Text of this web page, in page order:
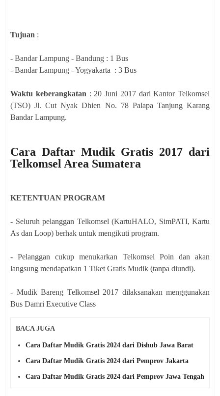
Tujuan :
- Bandar Lampung - Bandung : 1 Bus
- Bandar Lampung - Yogyakarta : 3 Bus
Waktu keberangkatan : 20 Juni 2017 dari Kantor Telkomsel
(TSO) Jl. Cut Nyak Dhien No. 78 Palapa Tanjung Karang
Bandar Lampung.
Cara Daftar Mudik Gratis 2017 dari
Telkomsel Area Sumatera
KETENTUAN PROGRAM
- Seluruh pelanggan Telkomsel (KartuHALO, SimPATI, Kartu
As dan Loop) berhak untuk mengikuti program.
- Pelanggan cukup menukarkan Telkomsel Poin dan akan
langsung mendapatkan 1 Tiket Gratis Mudik (tanpa diundi).
- Mudik Bareng Telkomsel 2017 dilaksanakan menggunakan
Bus Damri Executive Class
BACA JUGA
Cara Daftar Mudik Gratis 2024 dari Dishub Jawa Barat
Cara Daftar Mudik Gratis 2024 dari Pemprov Jakarta
Cara Daftar Mudik Gratis 2024 dari Pemprov Jawa Tengah